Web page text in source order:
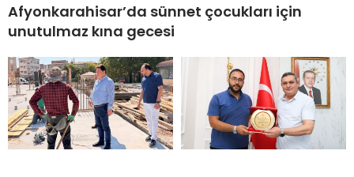
Afyonkarahisar’da sünnet çocukları için
unutulmaz kına gecesi